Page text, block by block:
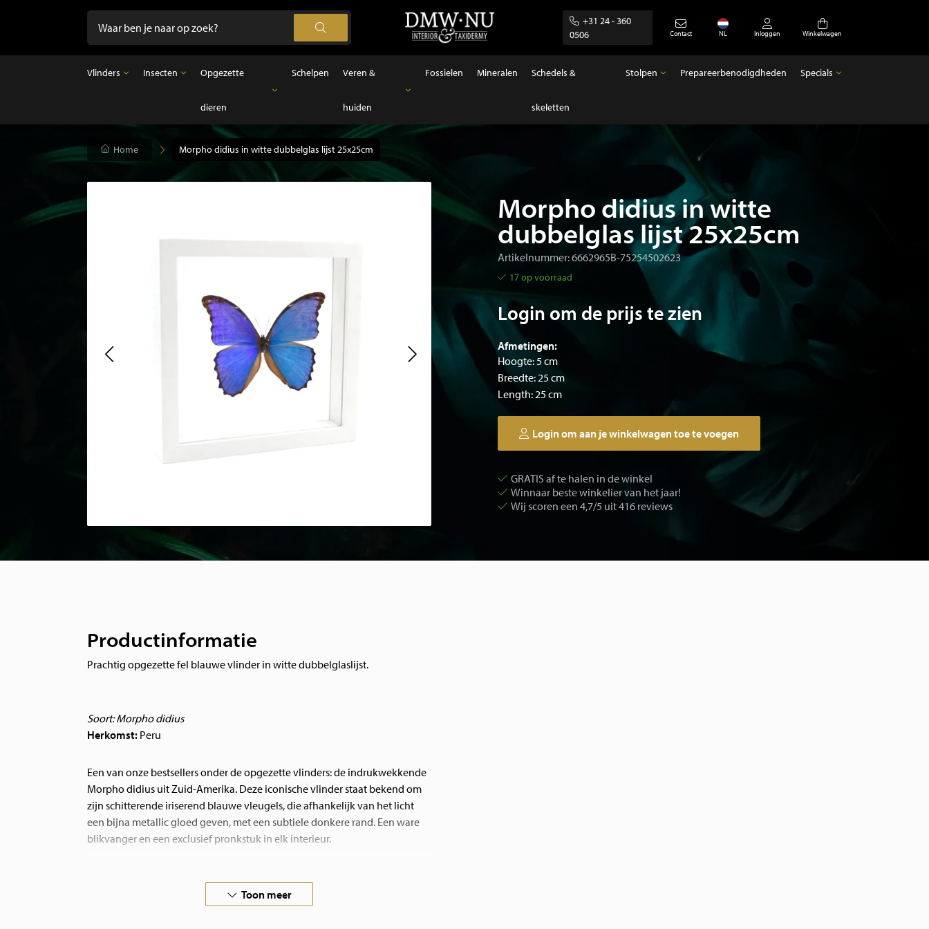
+31 24 - 360
0506
Contact NL Inloggen Winkelwagen
Vlinders
Vlinders in stolp
Insecten
Ongeprepareerde insecten
Opgezette
dieren
Opgezette vogels
Opgezette zoogdieren
Opgezette vissen
Schelpen Veren &
huiden
Veren
Fossielen Mineralen Schedels &
skeletten
Stolpen
Lege stolpen
Prepareerbenodigdheden Specials
Home Morpho didius in witte dubbelglas lijst 25x25cm
Morpho didius in witte
dubbelglas lijst 25x25cm
Artikelnummer: 6662965B-75254502623
17 op voorraad
Login om de prijs te zien
Afmetingen:
Hoogte: 5 cm
Breedte: 25 cm
Length: 25 cm
Login om aan je winkelwagen toe te voegen
GRATIS af te halen in de winkel
Winnaar beste winkelier van het jaar!
Wij scoren een 4,7/5 uit 416 reviews
Productinformatie
Prachtig opgezette fel blauwe vlinder in witte dubbelglaslijst.
Soort: Morpho didius
Herkomst: Peru
Een van onze bestsellers onder de opgezette vlinders: de indrukwekkende
Morpho didius uit Zuid-Amerika. Deze iconische vlinder staat bekend om
zijn schitterende iriserend blauwe vleugels, die afhankelijk van het licht
een bijna metallic gloed geven, met een subtiele donkere rand. Een ware
blikvanger en een exclusief pronkstuk in elk interieur.
optisch effect. De microscopisch kleine schubben op de vleugels
weerkaatsen het licht op zo’n manier dat de vlinder zijn kenmerkende,
Toon meer